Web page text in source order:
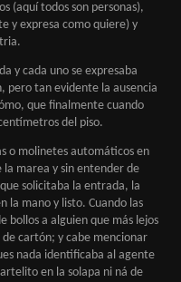
(aquí todos son personas),
y expresa como quiere) y
y cada uno se expresaba
pero tan evidente la ausencia
que finalmente cuando
del piso.
o molinetes automáticos en
marea y sin entender de
solicitaba la entrada, la
la mano y listo. Cuando las
bollos a alguien que más lejos
cartón; y cabe mencionar
nada identificaba al agente
en la solapa ni ná de